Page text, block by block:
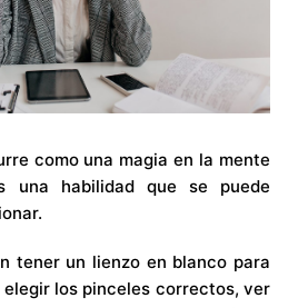
como una magia en la mente
una habilidad que se puede
tener un lienzo en blanco para
los pinceles correctos, ver